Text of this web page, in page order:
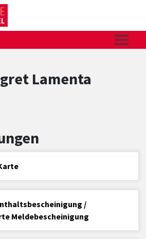
Lamenta
/
Meldebescheinigung